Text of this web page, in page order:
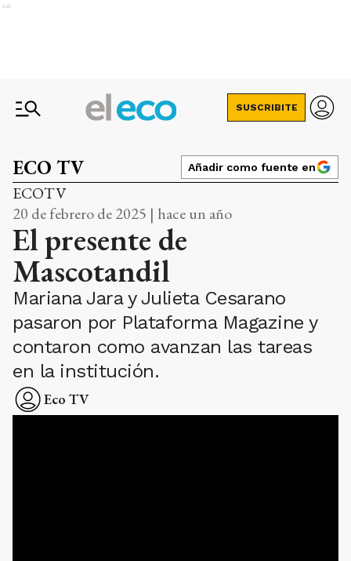
Ads
SUSCRIBITE
ECO TV Añadir como fuente en
ECOTV
20 de febrero de 2025 | hace un año
El presente de
Mascotandil
Mariana Jara y Julieta Cesarano
pasaron por Plataforma Magazine y
contaron como avanzan las tareas
en la institución.
Eco TV